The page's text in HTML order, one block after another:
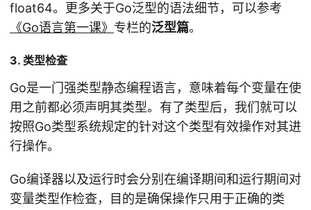
float64。更多关于Go泛型的语法细节，可以参考
《Go语言第一课》 专栏的泛型篇。
3. 类型检查
Go是一门强类型静态编程语言，意味着每个变量在使
用之前都必须声明其类型。有了类型后，我们就可以
按照Go类型系统规定的针对这个类型有效操作对其进
行操作。
Go编译器以及运行时会分别在编译期间和运行期间对
变量类型作检查，目的是确保操作只用于正确的类